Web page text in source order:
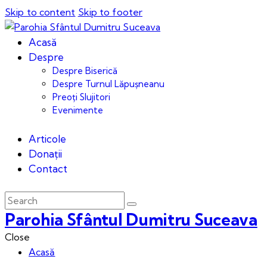
Skip to content Skip to footer
Acasă
Despre
Despre Biserică
Despre Turnul Lăpușneanu
Preoți Slujitori
Evenimente
Articole
Donații
Contact
Parohia Sfântul Dumitru Suceava
Close
Acasă